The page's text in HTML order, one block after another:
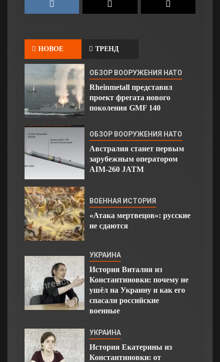
НОВОЕ ТРЕНД
ОБЗОР ВООРУЖЕНИЯ НАТО
Rheinmetall представил
проект фрегата нового
поколения GMF 140
ОБЗОР ВООРУЖЕНИЯ НАТО
Австралия станет первым
зарубежным оператором
AIM-260 JATM
ВОЕННАЯ ИСТОРИЯ
«Атака мертвецов»: русские
не сдаются
УКРАИНА
История Виталия из
Константиновки: почему не
ушёл на Украину и как его
спасали российские
военные
УКРАИНА
История Екатерины из
Константиновки: от